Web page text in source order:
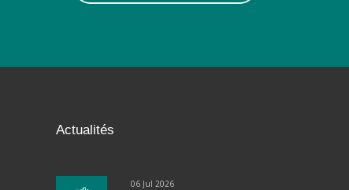
Actualités
06 Jul 2026